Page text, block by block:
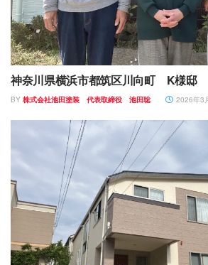
神奈川県横浜市都筑区川向町 K様邸
BY 株式会社池田塗装 代表取締役 池田聡 2026年3